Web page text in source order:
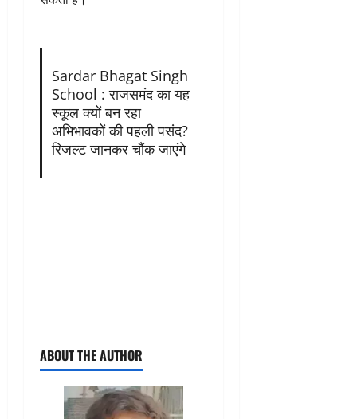
Sardar Bhagat Singh
School : राजसमंद का यह
स्कूल क्यों बन रहा
अभिभावकों की पहली पसंद?
रिजल्ट जानकर चौंक जाएंगे
ABOUT THE AUTHOR